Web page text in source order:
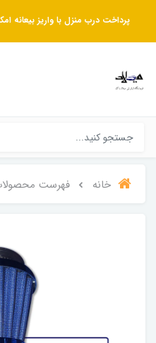
پرداخت درب منزل با واریز بیعانه
خانه فهرست